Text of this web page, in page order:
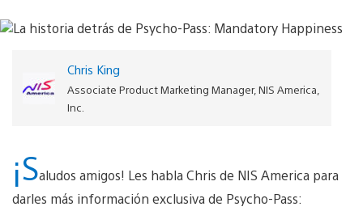
Chris King
Associate Product Marketing Manager, NIS America,
Inc.
¡Saludos amigos! Les habla Chris de NIS America para
darles más información exclusiva de Psycho-Pass: